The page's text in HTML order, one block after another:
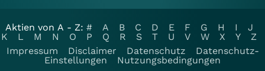
Aktien von A - Z: # A B C D E F G H I
J
K
L M N O P Q R S T U V W X Y
Z
Impressum
Disclaimer Datenschutz
Datenschutz-
Einstellungen
Nutzungsbedingungen